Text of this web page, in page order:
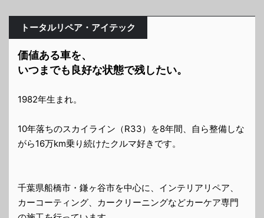
トータルリペア・アイテック
価値ある車を、
いつまでも良好な状態で残したい。
1982年生まれ。
10年落ちのスカイライン（R33）を8年間、自ら整備しな
がら16万km乗り続けたクルマ好きです。
千葉県船橋市・鎌ヶ谷市を中心に、インテリアリペア、
カーコーティング、カークリーニングなどカーケア専門